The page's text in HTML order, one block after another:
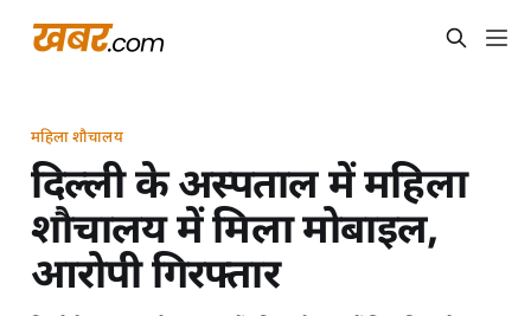
महिला शौचालय
दिल्ली के अस्पताल में महिला
शौचालय में मिला मोबाइल,
आरोपी गिरफ्तार